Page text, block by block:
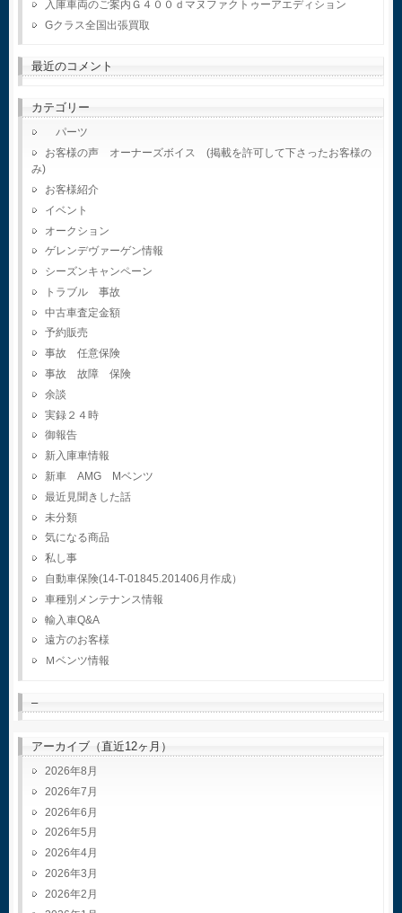
入庫車両のご案内Ｇ４００ｄマヌファクトゥーアエディション
Gクラス全国出張買取
最近のコメント
カテゴリー
パーツ
お客様の声 オーナーズボイス (掲載を許可して下さったお客様の
み)
お客様紹介
イベント
オークション
ゲレンデヴァーゲン情報
シーズンキャンペーン
トラブル 事故
中古車査定金額
予約販売
事故 任意保険
事故 故障 保険
余談
実録２４時
御報告
新入庫車情報
新車 AMG Mベンツ
最近見聞きした話
未分類
気になる商品
私し事
自動車保険(14-T-01845.201406月作成）
車種別メンテナンス情報
輸入車Q&A
遠方のお客様
Ｍベンツ情報
–
アーカイブ（直近12ヶ月）
2026年8月
2026年7月
2026年6月
2026年5月
2026年4月
2026年3月
2026年2月